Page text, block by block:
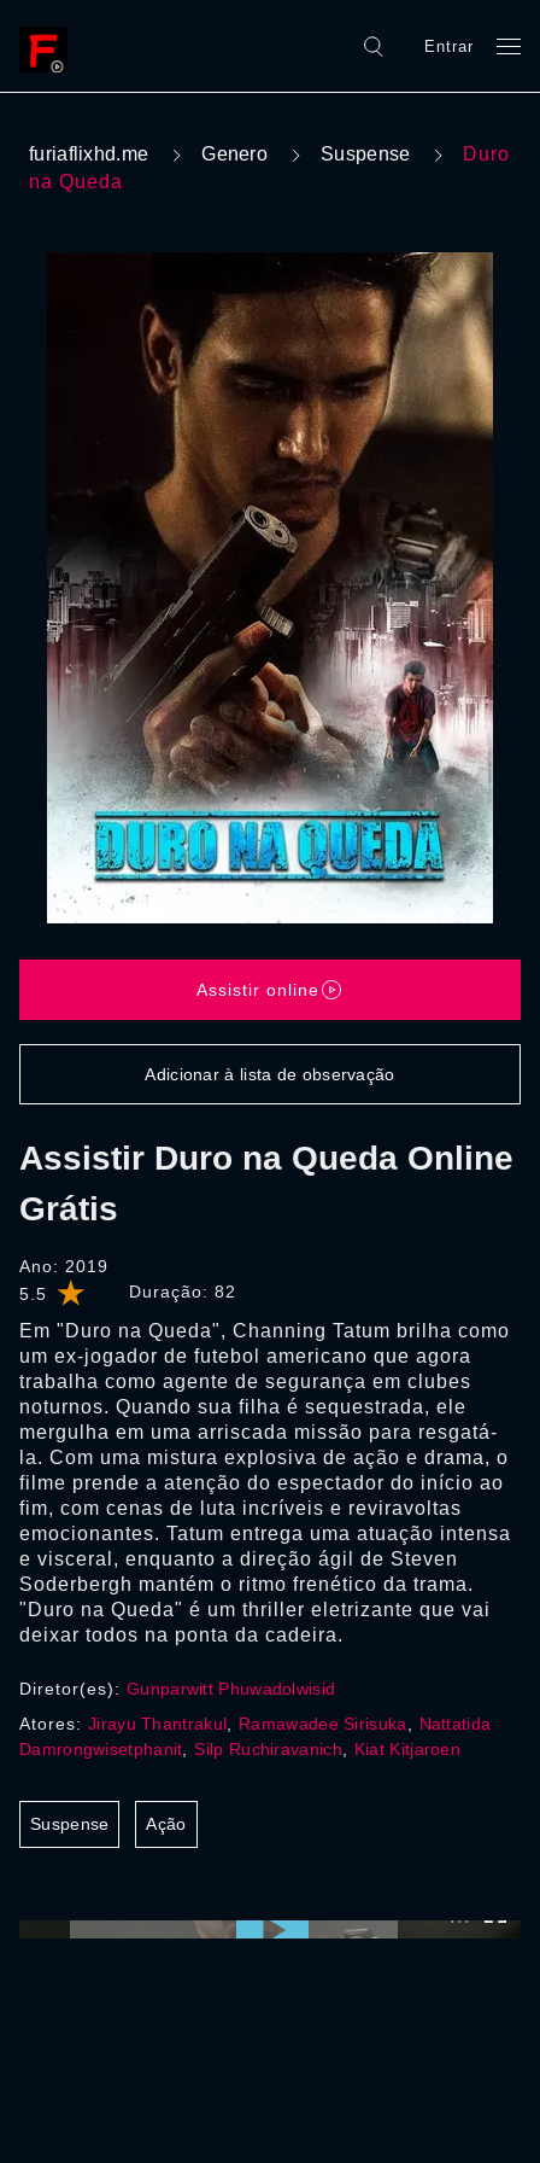
Entrar
furiaflixhd.me Genero Suspense
Duro
na Queda
5.5 Duração: 82
Assistir Duro na Queda Online
Grátis
Ano: 2019
Em "Duro na Queda", Channing Tatum brilha como
um ex-jogador de futebol americano que agora
trabalha como agente de segurança em clubes
noturnos. Quando sua filha é sequestrada, ele
mergulha em uma arriscada missão para resgatá-
la. Com uma mistura explosiva de ação e drama, o
filme prende a atenção do espectador do início ao
fim, com cenas de luta incríveis e reviravoltas
emocionantes. Tatum entrega uma atuação intensa
e visceral, enquanto a direção ágil de Steven
Soderbergh mantém o ritmo frenético da trama.
"Duro na Queda" é um thriller eletrizante que vai
deixar todos na ponta da cadeira.
Assistir online
Adicionar à lista de observação
Diretor(es): Gunparwitt Phuwadolwisid
Atores: Jirayu Thantrakul Ramawadee Sirisuka
Nattatida
Damrongwisetphanit ,Silp Ruchiravanich Kiat Kitjaroen
Suspense Ação